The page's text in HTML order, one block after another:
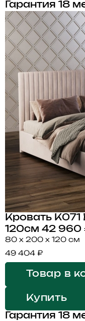
Гарантия 18
Кровать
120см 42 960
80 x 200 x 120 см
49 404 ₽
Товар в
Купить
Гарантия 18